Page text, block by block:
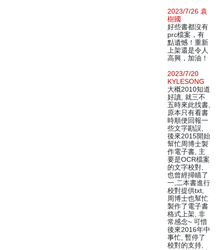
2023/7/26 袁
樹國
好些書都沒有
prc檔案，有
點遺憾！重新
上架還是令人
高興，加油！
2023/7/20
KYLESONG
大概2010知道
好讀, 就三不
五時來此找書,
原本只有看書
時順便回報一
些文字勘誤,
後來2015開始
幫忙周博士製
作電子書, 主
要是OCR檔案
的文字校對,
也曾經掃瞄了
一,二本書進行
校對提供txt,
周博士也幫忙
製作了電子書
格式上架, 非
常感念~ 可惜
後來2016年中
事忙, 暫停了
校對的支持,